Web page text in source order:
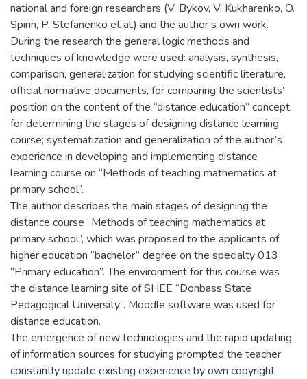
national and foreign researchers (V. Bykov, V. Kukharenko, O.
Spirin, P. Stefanenko et al.) and the author’s own work.
During the research the general logic methods and
techniques of knowledge were used: analysis, synthesis,
comparison, generalization for studying scientific literature,
official normative documents, for comparing the scientists’
position on the content of the “distance education” concept,
for determining the stages of designing distance learning
course; systematization and generalization of the author’s
experience in developing and implementing distance
learning course on “Methods of teaching mathematics at
primary school”.
The author describes the main stages of designing the
distance course “Methods of teaching mathematics at
primary school”, which was proposed to the applicants of
higher education “bachelor” degree on the specialty 013
“Primary education”. The environment for this course was
the distance learning site of SHEE “Donbass State
Pedagogical University”. Moodle software was used for
distance education.
The emergence of new technologies and the rapid updating
of information sources for studying prompted the teacher
constantly update existing experience by own copyright